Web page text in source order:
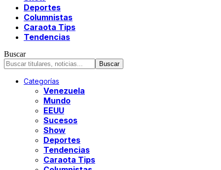
Deportes
Columnistas
Caraota Tips
Tendencias
Buscar
Categorías
Venezuela
Mundo
EEUU
Sucesos
Show
Deportes
Tendencias
Caraota Tips